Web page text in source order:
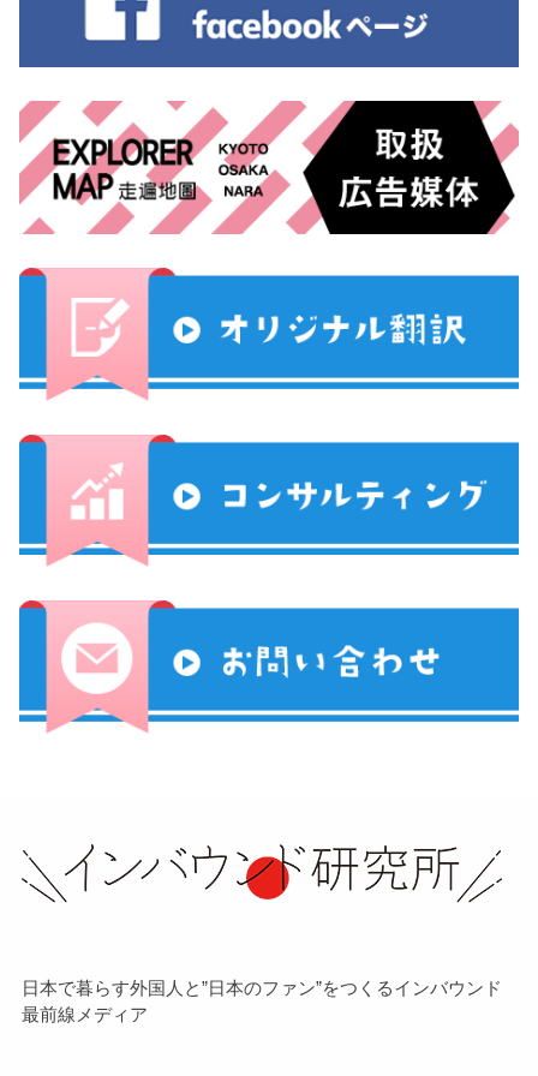
日本で暮らす外国人と”日本のファン”をつくるインバウンド
最前線メディア